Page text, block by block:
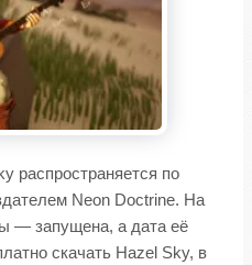
распространяется по
Neon Doctrine. На
— запущена, а дата её
скачать Hazel Sky, в